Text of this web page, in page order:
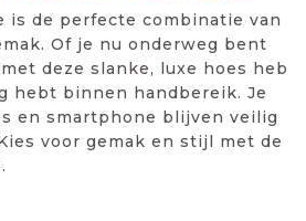
is de perfecte combinatie van
Of je nu onderweg bent
deze slanke, luxe hoes heb
hebt binnen handbereik. Je
en smartphone blijven veilig
voor gemak en stijl met de